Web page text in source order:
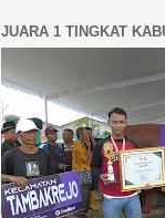
JUARA 1 TINGKAT